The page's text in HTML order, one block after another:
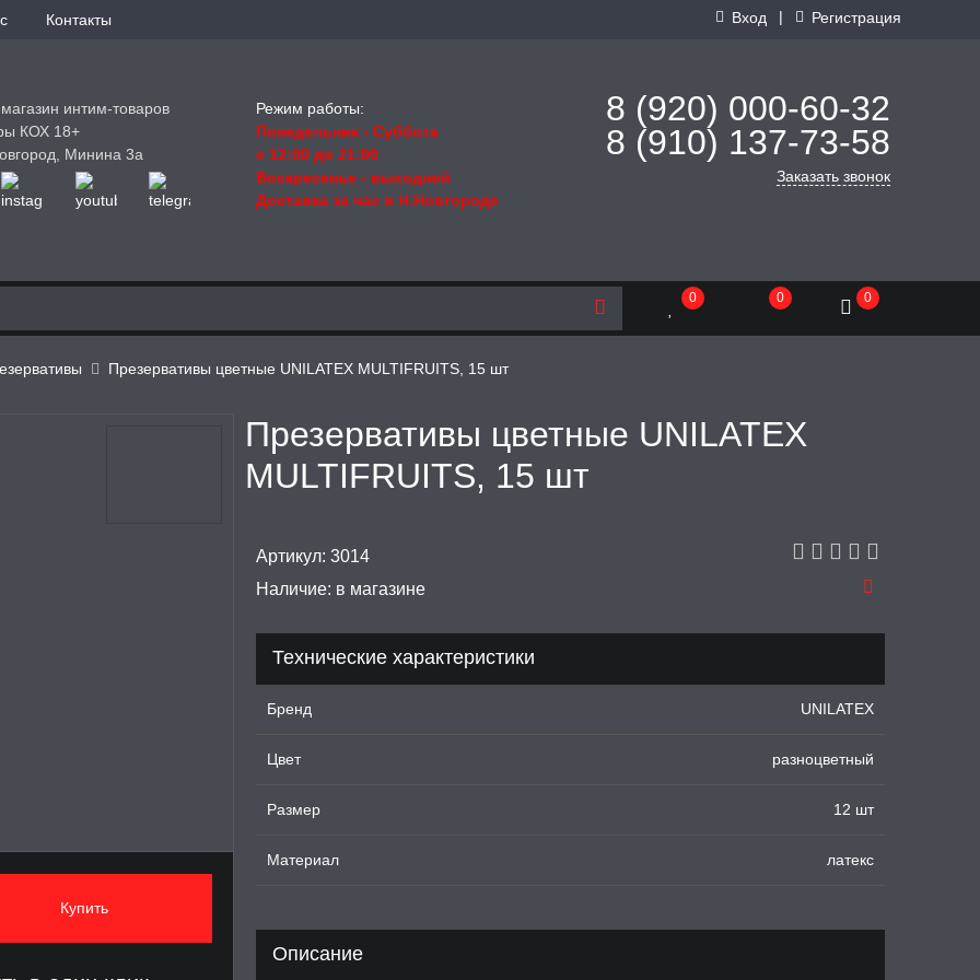
Контакты Вход | Регистрация
интим-товаров
КОХ 18+
Минина 3а
Режим работы:
Понедельник - Суббота
с 12:00 до 21:00
Воскресенье - выходной
Доставка за час в Н.Новгороде
8 (920) 000-60-32
8 (910) 137-73-58
Заказать звонок
0 0 0
Презервативы цветные UNILATEX MULTIFRUITS, 15 шт
Презервативы цветные UNILATEX
MULTIFRUITS, 15 шт
Купить
Артикул: 3014
Наличие: в магазине
Технические характеристики
Бренд UNILATEX
Цвет разноцветный
Размер 12 шт
Материал латекс
Описание